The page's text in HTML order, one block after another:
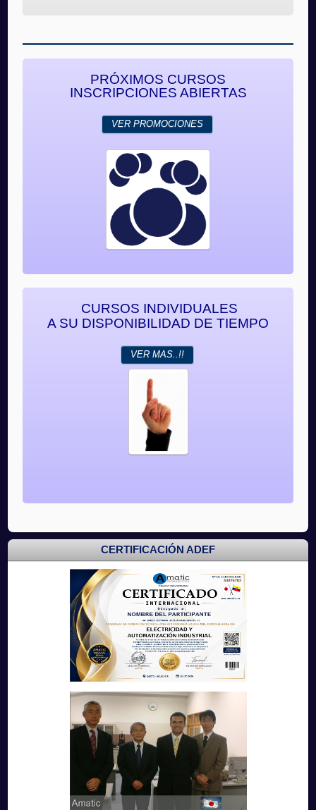
PRÓXIMOS CURSOS
INSCRIPCIONES ABIERTAS
VER PROMOCIONES
CURSOS INDIVIDUALES
A SU DISPONIBILIDAD DE TIEMPO
VER MAS..!!
CERTIFICACIÓN ADEF